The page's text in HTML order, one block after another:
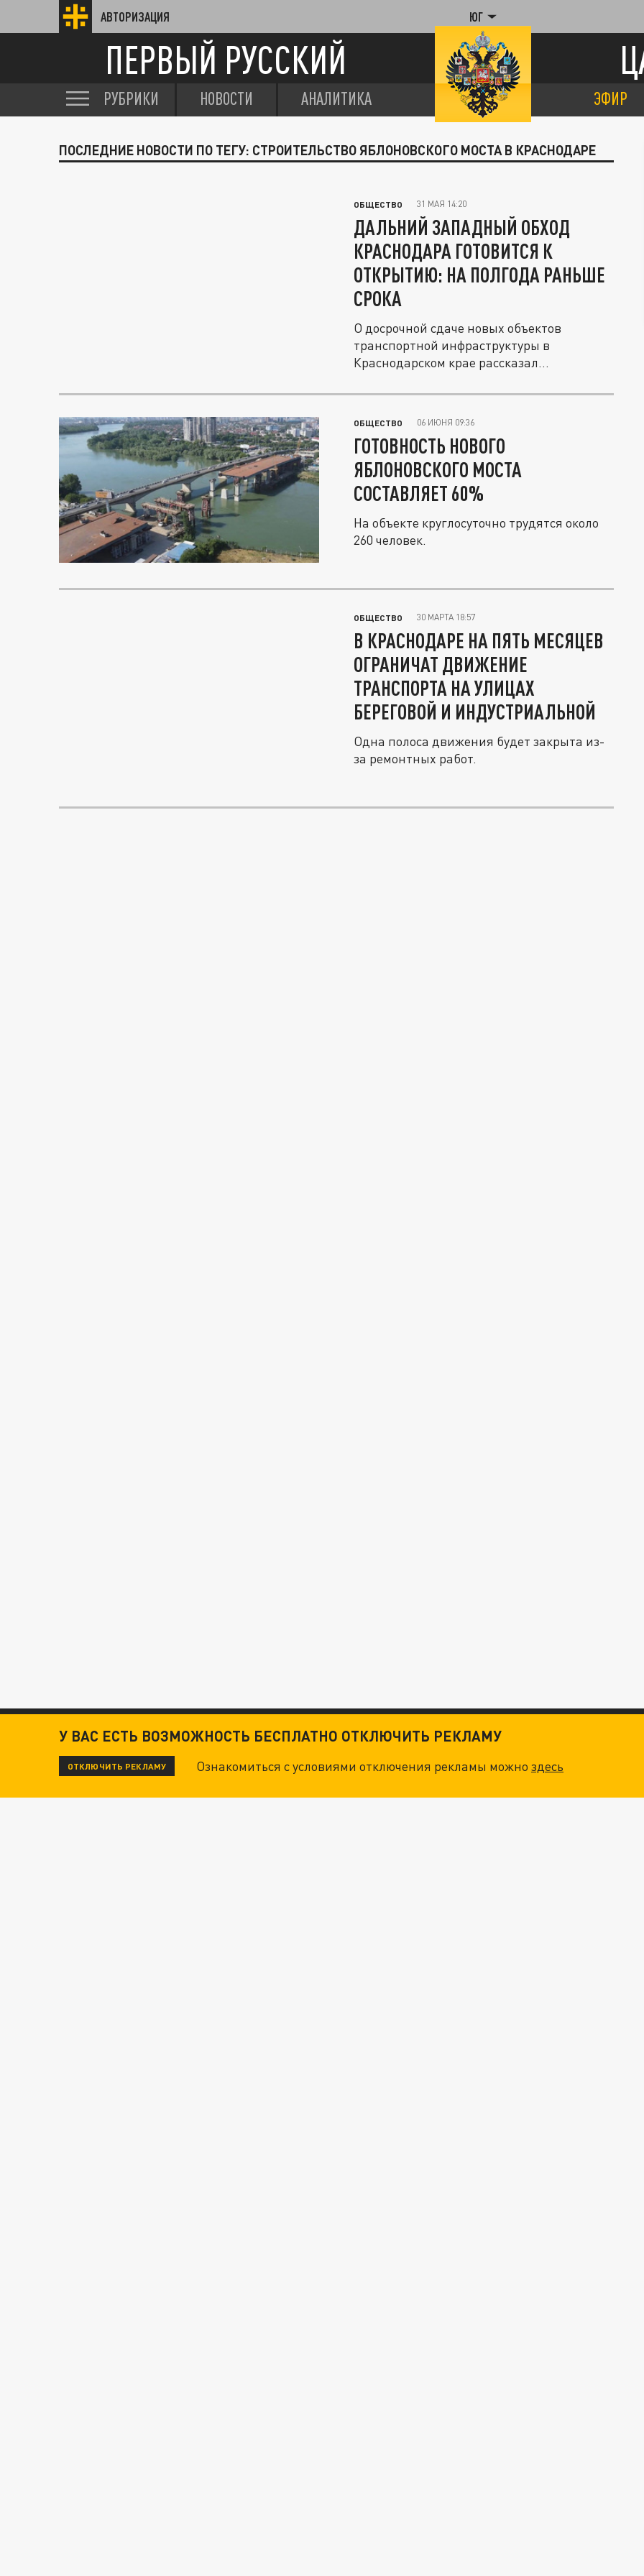
АВТОРИЗАЦИЯ ЮГ
ПЕРВЫЙ РУССКИЙ
РУБРИКИ НОВОСТИ АНАЛИТИКА ЭФИР
ПОСЛЕДНИЕ НОВОСТИ ПО ТЕГУ: СТРОИТЕЛЬСТВО ЯБЛОНОВСКОГО МОСТА В КРАСНОДАРЕ
ОБЩЕСТВО 31 МАЯ 14:20
ДАЛЬНИЙ ЗАПАДНЫЙ ОБХОД
КРАСНОДАРА ГОТОВИТСЯ К
ОТКРЫТИЮ: НА ПОЛГОДА РАНЬШЕ
СРОКА
О досрочной сдаче новых объектов
транспортной инфраструктуры в
Краснодарском крае рассказал
ОБЩЕСТВО 06 ИЮНЯ 09:36
ГОТОВНОСТЬ НОВОГО
ЯБЛОНОВСКОГО МОСТА
СОСТАВЛЯЕТ 60%
На объекте круглосуточно трудятся около
260 человек.
ОБЩЕСТВО 30 МАРТА 18:57
В КРАСНОДАРЕ НА ПЯТЬ МЕСЯЦЕВ
ОГРАНИЧАТ ДВИЖЕНИЕ
ТРАНСПОРТА НА УЛИЦАХ
БЕРЕГОВОЙ И ИНДУСТРИАЛЬНОЙ
Одна полоса движения будет закрыта из-
за ремонтных работ.
У ВАС ЕСТЬ ВОЗМОЖНОСТЬ БЕСПЛАТНО ОТКЛЮЧИТЬ РЕКЛАМУ
ОТКЛЮЧИТЬ РЕКЛАМУ Ознакомиться с условиями отключения рекламы можноздесь